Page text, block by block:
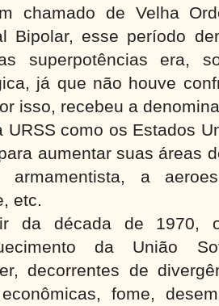
chamado de Velha
Bipolar, esse período
superpotências era,
já que não houve
isso, recebeu a
URSS como os Estados
aumentar suas áreas
armamentista, a
etc.
da década de 1970,
da União
decorrentes de
fome,